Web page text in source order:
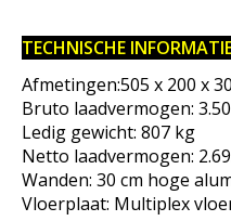
TECHNISCHE
Afmetingen:505 x 200 x
Bruto laadvermogen:
Ledig gewicht: 807 kg
Netto laadvermogen:
Wanden: 30 cm hoge
Vloerplaat: Multiplex